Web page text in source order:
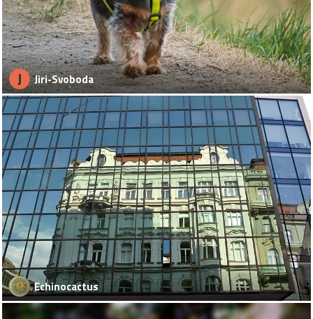
J Jiri-Svoboda
Echinocactus